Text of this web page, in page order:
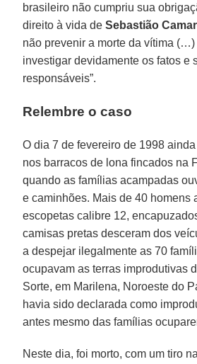
brasileiro não cumpriu sua
direito à vida deSebastião
não prevenir a morte da vítima
investigar devidamente os fatos e
responsáveis”.
Relembre o caso
O dia 7 de fevereiro de 1998
nos barracos de lona fincados na
quando as famílias acampadas
e caminhões. Mais de 40 homens
escopetas calibre 12,
camisas pretas desceram dos
a despejar ilegalmente as 70
ocupavam as terras improdutivas
Sorte, em Marilena, Noroeste do
havia sido declarada como
antes mesmo das famílias
Neste dia, foi morto, com um tiro